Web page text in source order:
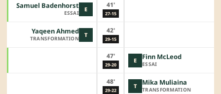
E
Samuel Badenhorst
ESSAI
41'
27-15
T
Yaqeen Ahmed
TRANSFORMATION
42'
29-15
47'
29-20
E Finn McLeod
ESSAI
48'
29-22
T Mika Muliaina
TRANSFORMATION